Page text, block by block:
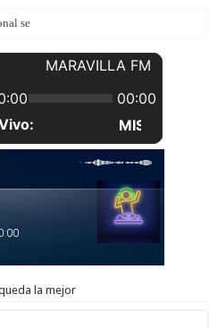
se llevó por segunda
la mejor